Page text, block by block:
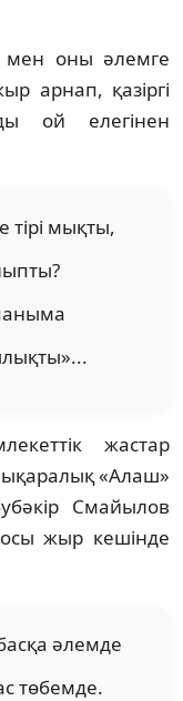
оны әлемге
арнап, қазіргі
ой елегінен
тірі мықты,
жастар
«Алаш»
Смайылов
жыр кешінде
әлемде
төбемде.